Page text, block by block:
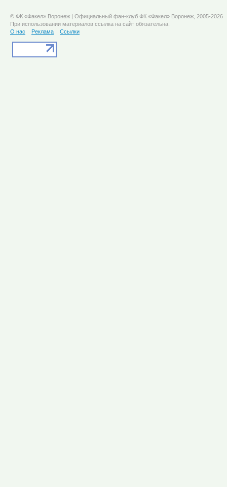
© ФК «Факел» Воронеж | Официальный фан-клуб ФК «Факел» Воронеж, 2005-2026
При использовании материалов ссылка на сайт обязательна.
О нас
Реклама Ссылки